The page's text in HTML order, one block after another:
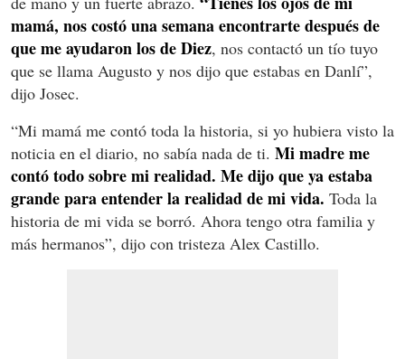
mamá, nos costó una semana encontrarte después de
que me ayudaron los de Diez, nos contactó un tío tuyo
que se llama Augusto y nos dijo que estabas en Danlí”,
dijo Josec.
“Mi mamá me contó toda la historia, si yo hubiera visto la
noticia en el diario, no sabía nada de ti. Mi madre me
contó todo sobre mi realidad. Me dijo que ya estaba
grande para entender la realidad de mi vida. Toda la
historia de mi vida se borró. Ahora tengo otra familia y
más hermanos”, dijo con tristeza Alex Castillo.